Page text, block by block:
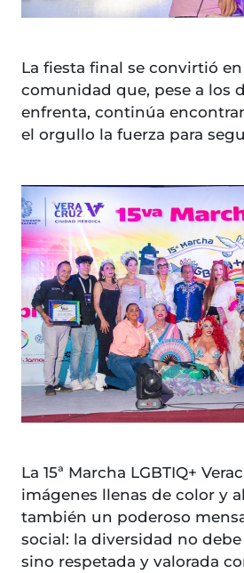
La fiesta final se convirtió
comunidad que, pese a los
enfrenta, continúa
el orgullo la fuerza para
La 15ª Marcha LGBTIQ+
imágenes llenas de color y
también un poderoso
social: la diversidad no debe
sino respetada y valorada